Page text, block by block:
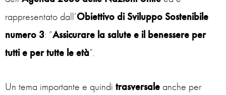
rappresentato dall’Obiettivo di Sviluppo Sostenibile
numero 3: “Assicurare la salute e il benessere per
tutti e per tutte le età”.
Un tema importante e quindi trasversale anche per